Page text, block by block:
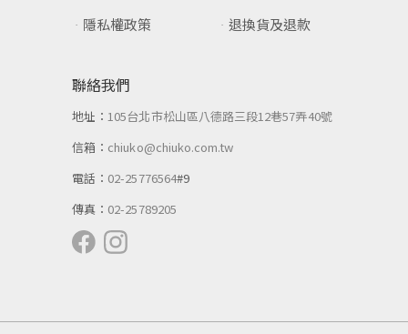
隱私權政策
退換貨及退款
聯絡我們
地址：105台北市松山區八德路三段12巷57弄40號
信箱： chiuko@chiuko.com.tw
電話： 02-25776564#9
傳真： 02-25789205